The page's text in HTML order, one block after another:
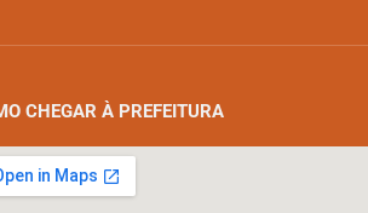
CHEGAR À PREFEITURA